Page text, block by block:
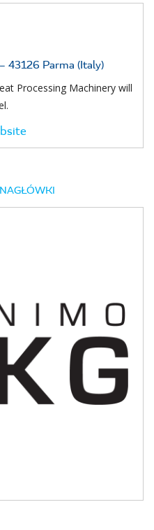
43126 Parma (Italy)
Processing Machinery will